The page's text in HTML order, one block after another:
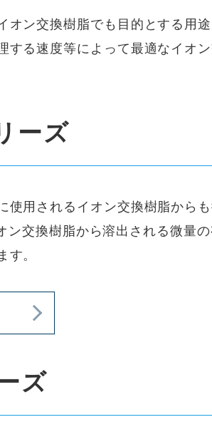
ン交換樹脂でも目的とする用
る速度等によって最適なイオ
ーズ
用されるイオン交換樹脂から
交換樹脂から溶出される微量
す。
ズ